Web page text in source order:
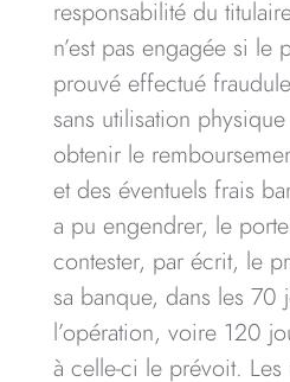
responsabilité du
n’est pas engagée si le
prouvé effectué
sans utilisation
obtenir le
et des éventuels frais
a pu engendrer, le
contester, par écrit, le
sa banque, dans les 70
l’opération, voire 120
à celle-ci le prévoit. Les